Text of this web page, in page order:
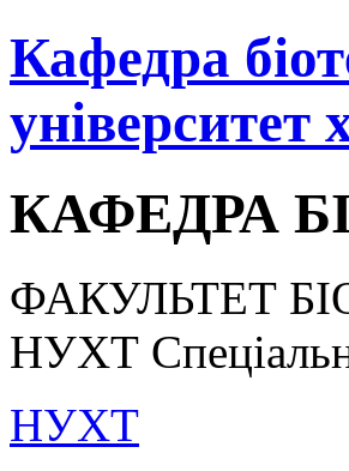
Кафедра
університет
КАФЕДРА
ФАКУЛЬТЕТ
НУХТ
НУХТ